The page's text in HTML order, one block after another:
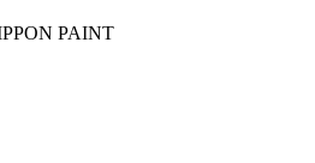
PAINT